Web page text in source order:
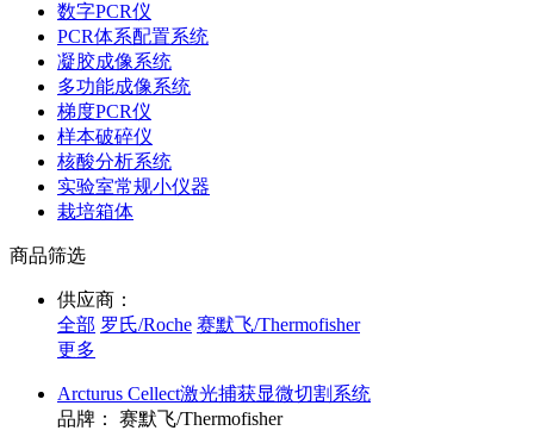
数字PCR仪
PCR体系配置系统
凝胶成像系统
多功能成像系统
梯度PCR仪
样本破碎仪
核酸分析系统
实验室常规小仪器
栽培箱体
商品筛选
供应商：
全部 罗氏/Roche 赛默飞/Thermofisher
更多
Arcturus Cellect激光捕获显微切割系统
品牌：
赛默飞/Thermofisher